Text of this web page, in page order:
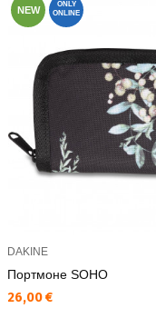
NEW
ONLY
ONLINE
DAKINE
Портмоне SOHO
Текуща цена:
26,00 €